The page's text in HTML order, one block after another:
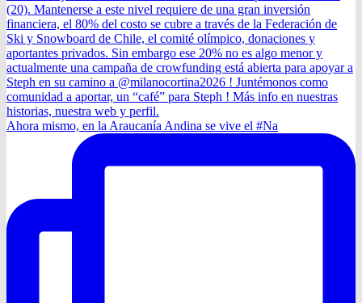
Ahora mismo, en la Araucanía Andina se vive el #Na